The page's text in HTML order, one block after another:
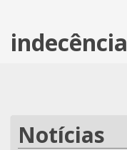
indecência
Notícias